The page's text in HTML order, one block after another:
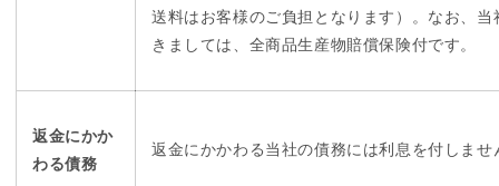
送料はお客様のご負担となります）。なお、当
きましては、全商品生産物賠償保険付です。
返金にかか
わる債務
返金にかかわる当社の債務には利息を付しませ